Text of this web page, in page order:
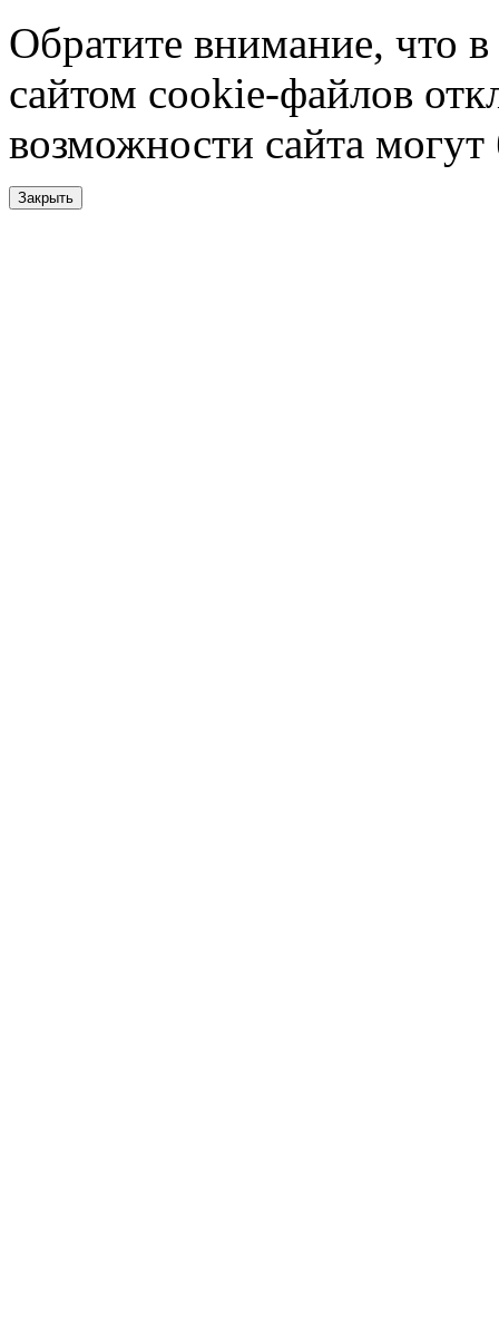
Обратите внимание, что в
сайтом cookie-файлов
возможности сайта
Закрыть